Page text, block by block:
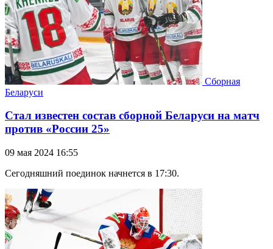
Сборная
Беларуси
Стал известен состав сборной Беларуси на матч
против «России 25»
09 мая 2024 16:55
Сегодняшний поединок начнется в 17:30.